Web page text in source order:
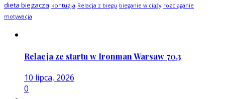
dieta biegacza kontuzja Relacja z biegu bieganie w ciąży rozciąganie
motywacja
Relacja ze startu w Ironman Warsaw 70.3
10 lipca, 2026
0